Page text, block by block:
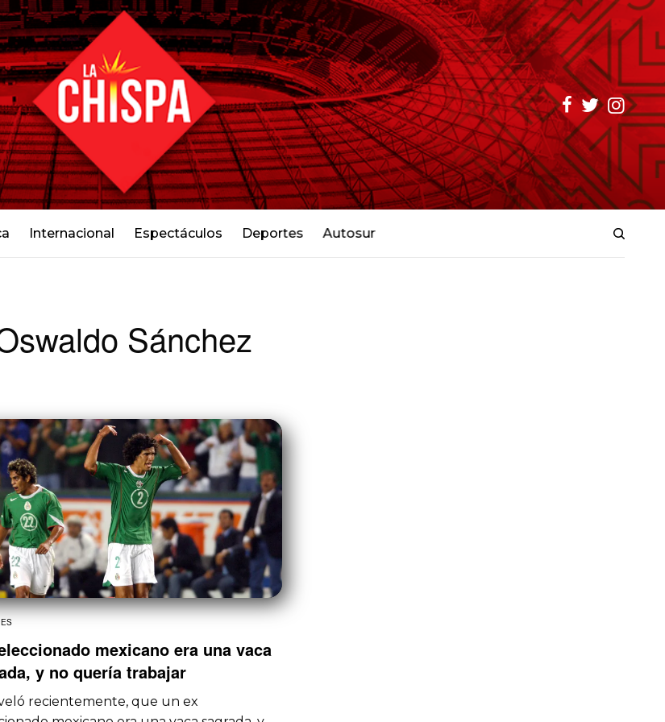
Internacional Espectáculos Deportes Autosur
Sánchez
mexicano era una vaca
y no quería trabajar
recientemente, que un ex